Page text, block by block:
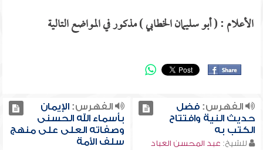
الأعلام : ( أبو سليمان الخطابي ) مذكور في المواضع التالية
الفهرس:فضل
حديث النية وافتتاح
الكتب به
للشيخ: عبد المحسن العباد
الفهرس:الإيمان
بأسماء الله الحسنى
وصفاته العلى على منهج
سلف الأمة